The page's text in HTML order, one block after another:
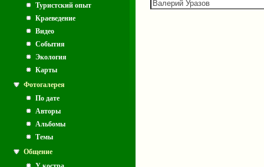
Туристский опыт
Краеведение
Видео
События
Экология
Карты
Фотогалерея
По дате
Авторы
Альбомы
Темы
Общение